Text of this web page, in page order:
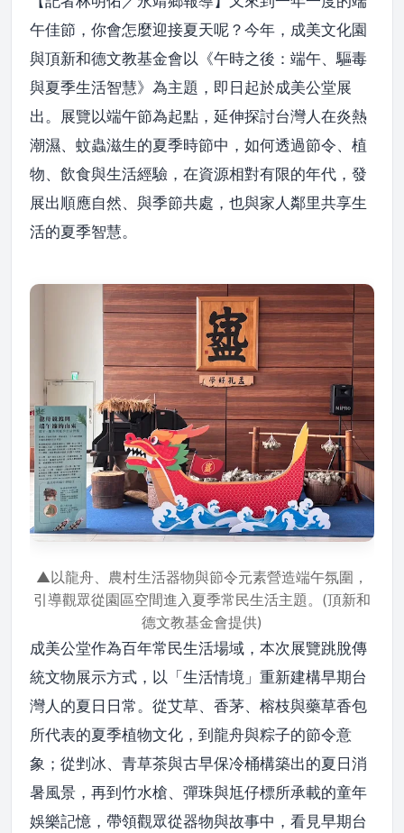
午佳節，你會怎麼迎接夏天呢？今年，成美文化園
與頂新和德文教基金會以《午時之後：端午、驅毒
與夏季生活智慧》為主題，即日起於成美公堂展
出。展覽以端午節為起點，延伸探討台灣人在炎熱
潮濕、蚊蟲滋生的夏季時節中，如何透過節令、植
物、飲食與生活經驗，在資源相對有限的年代，發
展出順應自然、與季節共處，也與家人鄰里共享生
活的夏季智慧。
▲以龍舟、農村生活器物與節令元素營造端午氛圍，
引導觀眾從園區空間進入夏季常民生活主題。(頂新和
德文教基金會提供)
成美公堂作為百年常民生活場域，本次展覽跳脫傳
統文物展示方式，以「生活情境」重新建構早期台
灣人的夏日日常。從艾草、香茅、榕枝與藥草香包
所代表的夏季植物文化，到龍舟與粽子的節令意
象；從剉冰、青草茶與古早保冷桶構築出的夏日消
暑風景，再到竹水槍、彈珠與尪仔標所承載的童年
娛樂記憶，帶領觀眾從器物與故事中，看見早期台